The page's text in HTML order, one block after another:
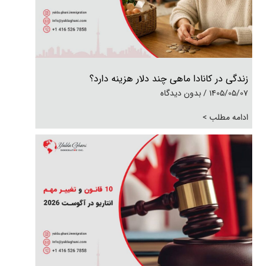
زندگی در کانادا ماهی چند دلار هزینه دارد؟
1405/05/07
بدون دیدگاه
ادامه مطلب >